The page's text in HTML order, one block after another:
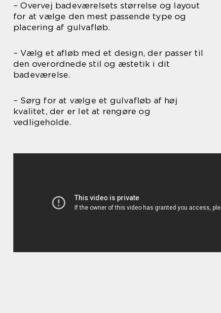
– Overvej badeværelsets størrelse og layout
for at vælge den mest passende type og
placering af gulvafløb.
– Vælg et afløb med et design, der passer til
den overordnede stil og æstetik i dit
badeværelse.
– Sørg for at vælge et gulvafløb af høj
kvalitet, der er let at rengøre og
vedligeholde.